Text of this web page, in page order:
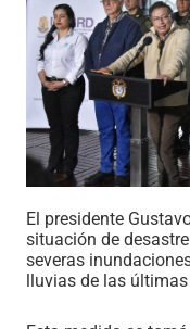
El presidente
situación de
severas
lluvias de las